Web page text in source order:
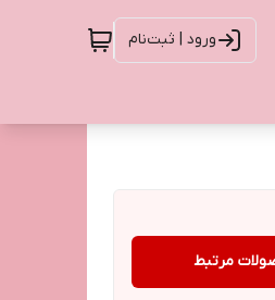
ورود | ثبت‌نام
مرتبط